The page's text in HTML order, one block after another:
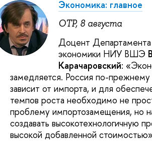
Экономика: главное
ОТР, 8 августа
Доцент Департамента
экономики НИУ ВШЭ
Карачаровский:
замедляется. Россия по-прежнему
зависит от импорта, и для
темпов роста необходимо не
проблему импортозамещения, но
создавать высокотехнологичную
высокой добавленной стоимостью»